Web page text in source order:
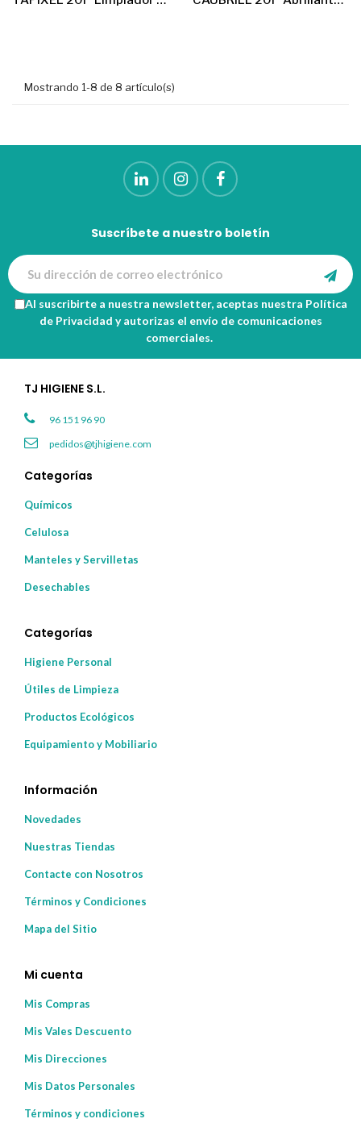
Mostrando 1-8 de 8 artículo(s)
Suscríbete a nuestro boletín
Al suscribirte a nuestra newsletter, aceptas nuestra Política
de Privacidad y autorizas el envío de comunicaciones
comerciales.
TJ HIGIENE S.L.
96 151 96 90
pedidos@tjhigiene.com
Categorías
Químicos
Celulosa
Manteles y Servilletas
Desechables
Categorías
Higiene Personal
Útiles de Limpieza
Productos Ecológicos
Equipamiento y Mobiliario
Información
Novedades
Nuestras Tiendas
Contacte con Nosotros
Términos y Condiciones
Mapa del Sitio
Mi cuenta
Mis Compras
Mis Vales Descuento
Mis Direcciones
Mis Datos Personales
Términos y condiciones